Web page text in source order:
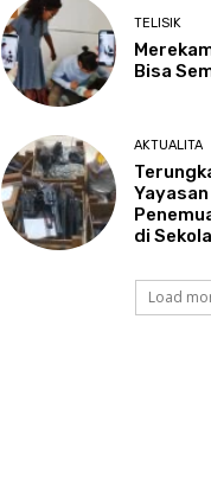
TELISIK
Bisa
AKTUALITA
di
Load